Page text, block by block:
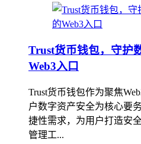
Trust货币钱包，守护
Web3入口
Trust货币钱包作为聚焦
户数字资产安全为核心要
捷性需求，为用户打造安
管理工...